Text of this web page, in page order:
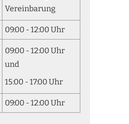
Vereinbarung
09:00 - 12:00 Uhr
09:00 - 12:00 Uhr
und
15:00 - 17:00 Uhr
09:00 - 12:00 Uhr